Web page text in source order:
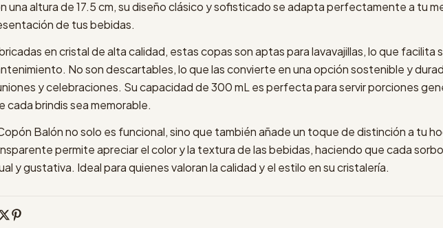
una altura de 17.5 cm, su diseño clásico y sofisticado se adapta perfectamente a tu
de tus bebidas.
en cristal de alta calidad, estas copas son aptas para lavavajillas, lo que facilita
No son descartables, lo que las convierte en una opción sostenible y
y celebraciones. Su capacidad de 300 mL es perfecta para servir porciones
cada brindis sea memorable.
Balón no solo es funcional, sino que también añade un toque de distinción a tu
permite apreciar el color y la textura de las bebidas, haciendo que cada
y gustativa. Ideal para quienes valoran la calidad y el estilo en su cristalería.